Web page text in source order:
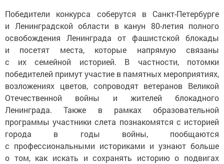
Победители конкурса соберутся в Санкт-Петербурге
и Ленинградской области в канун 80-летия полного
освобождения Ленинграда от фашистской блокады
и посетят места, которые напрямую связаны
с их семейной историей. В частности, потомки
победителей примут участие в памятных мероприятиях,
возложениях цветов, сопроводят ветеранов Великой
Отечественной войны и жителей блокадного
Ленинграда. Также в рамках образовательной
программы участники слета познакомятся с историей
города в годы войны, пообщаются
с профессиональными историками и узнают больше
о том, как искать и сохранять историю о подвигах